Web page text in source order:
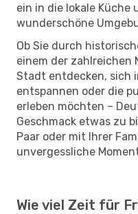
ein in die lokale Küche
wunderschöne
Ob Sie durch
einem der zahlreichen
Stadt entdecken, sich
entspannen oder die
erleben möchten –
Geschmack etwas zu
Paar oder mit Ihrer
unvergessliche
Wie viel Zeit für